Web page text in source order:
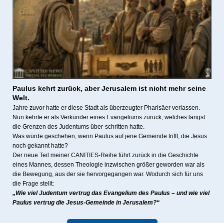
Paulus kehrt zurück, aber Jerusalem ist nicht mehr seine
Welt.
Jahre zuvor hatte er diese Stadt als überzeugter Pharisäer verlassen. -
Nun kehrte er als Verkünder eines Evangeliums zurück, welches längst
die Grenzen des Judentums über-schritten hatte.
Was würde geschehen, wenn Paulus auf jene Gemeinde trifft, die Jesus
noch gekannt hatte?
Der neue Teil meiner CANITIES-Reihe führt zurück in die Geschichte
eines Mannes, dessen Theologie inzwischen größer geworden war als
die Bewegung, aus der sie hervorgegangen war. Wodurch sich für uns
die Frage stellt:
„Wie viel Judentum vertrug das Evangelium des Paulus – und wie viel
Paulus vertrug die Jesus-Gemeinde in Jerusalem?“